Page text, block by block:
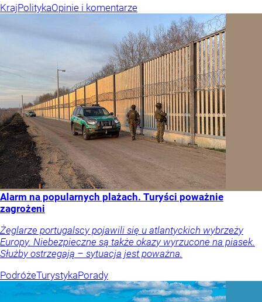
KrajPolitykaOpinie i komentarze
Alarm na popularnych plażach. Turyści poważnie
zagrożeni
Żeglarze portugalscy pojawili się u atlantyckich wybrzeży
Europy. Niebezpieczne są także okazy wyrzucone na piasek.
Służby ostrzegają – sytuacja jest poważna.
PodróżeTurystykaPorady